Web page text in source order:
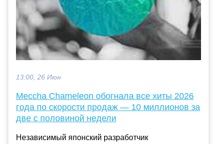
13:00, 26 Июн
Meccha Chameleon обогнала все хиты 2026
года по скорости продаж — 10 миллионов за
две с половиной недели
Независимый японский разработчик